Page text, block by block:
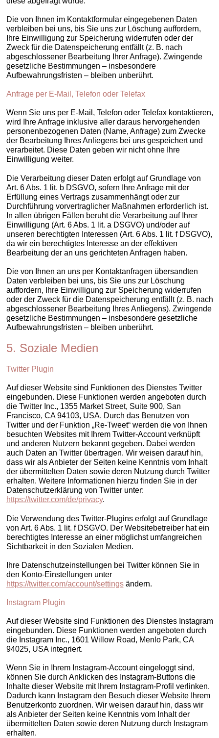
Die von Ihnen im Kontaktformular eingegebenen Daten
verbleiben bei uns, bis Sie uns zur Löschung auffordern,
Ihre Einwilligung zur Speicherung widerrufen oder der
Zweck für die Datenspeicherung entfällt (z. B. nach
abgeschlossener Bearbeitung Ihrer Anfrage). Zwingende
gesetzliche Bestimmungen – insbesondere
Aufbewahrungsfristen – bleiben unberührt.
Anfrage per E-Mail, Telefon oder Telefax
Wenn Sie uns per E-Mail, Telefon oder Telefax kontaktieren,
wird Ihre Anfrage inklusive aller daraus hervorgehenden
personenbezogenen Daten (Name, Anfrage) zum Zwecke
der Bearbeitung Ihres Anliegens bei uns gespeichert und
verarbeitet. Diese Daten geben wir nicht ohne Ihre
Einwilligung weiter.
Die Verarbeitung dieser Daten erfolgt auf Grundlage von
Art. 6 Abs. 1 lit. b DSGVO, sofern Ihre Anfrage mit der
Erfüllung eines Vertrags zusammenhängt oder zur
Durchführung vorvertraglicher Maßnahmen erforderlich ist.
In allen übrigen Fällen beruht die Verarbeitung auf Ihrer
Einwilligung (Art. 6 Abs. 1 lit. a DSGVO) und/oder auf
unseren berechtigten Interessen (Art. 6 Abs. 1 lit. f DSGVO),
da wir ein berechtigtes Interesse an der effektiven
Bearbeitung der an uns gerichteten Anfragen haben.
Die von Ihnen an uns per Kontaktanfragen übersandten
Daten verbleiben bei uns, bis Sie uns zur Löschung
auffordern, Ihre Einwilligung zur Speicherung widerrufen
oder der Zweck für die Datenspeicherung entfällt (z. B. nach
abgeschlossener Bearbeitung Ihres Anliegens). Zwingende
gesetzliche Bestimmungen – insbesondere gesetzliche
Aufbewahrungsfristen – bleiben unberührt.
5. Soziale Medien
Twitter Plugin
Auf dieser Website sind Funktionen des Dienstes Twitter
eingebunden. Diese Funktionen werden angeboten durch
die Twitter Inc., 1355 Market Street, Suite 900, San
Francisco, CA 94103, USA. Durch das Benutzen von
Twitter und der Funktion „Re-Tweet“ werden die von Ihnen
besuchten Websites mit Ihrem Twitter-Account verknüpft
und anderen Nutzern bekannt gegeben. Dabei werden
auch Daten an Twitter übertragen. Wir weisen darauf hin,
dass wir als Anbieter der Seiten keine Kenntnis vom Inhalt
der übermittelten Daten sowie deren Nutzung durch Twitter
erhalten. Weitere Informationen hierzu finden Sie in der
Datenschutzerklärung von Twitter unter:
https://twitter.com/de/privacy.
Die Verwendung des Twitter-Plugins erfolgt auf Grundlage
von Art. 6 Abs. 1 lit. f DSGVO. Der Websitebetreiber hat ein
berechtigtes Interesse an einer möglichst umfangreichen
Sichtbarkeit in den Sozialen Medien.
Ihre Datenschutzeinstellungen bei Twitter können Sie in
den Konto-Einstellungen unter
https://twitter.com/account/settingsändern.
Instagram Plugin
Auf dieser Website sind Funktionen des Dienstes Instagram
eingebunden. Diese Funktionen werden angeboten durch
die Instagram Inc., 1601 Willow Road, Menlo Park, CA
94025, USA integriert.
Wenn Sie in Ihrem Instagram-Account eingeloggt sind,
können Sie durch Anklicken des Instagram-Buttons die
Inhalte dieser Website mit Ihrem Instagram-Profil verlinken.
Dadurch kann Instagram den Besuch dieser Website Ihrem
Benutzerkonto zuordnen. Wir weisen darauf hin, dass wir
als Anbieter der Seiten keine Kenntnis vom Inhalt der
übermittelten Daten sowie deren Nutzung durch Instagram
erhalten.